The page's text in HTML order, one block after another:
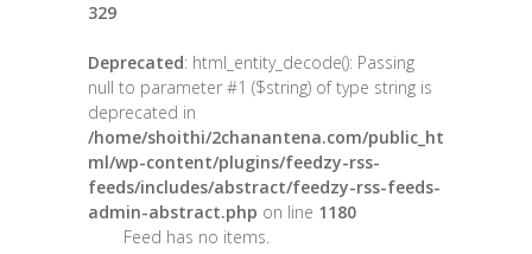
329
Deprecated: html_entity_decode(): Passing
null to parameter #1 ($string) of type string is
deprecated in
/home/shoithi/2chanantena.com/public_ht
ml/wp-content/plugins/feedzy-rss-
feeds/includes/abstract/feedzy-rss-feeds-
admin-abstract.php on line 1180
Feed has no items.